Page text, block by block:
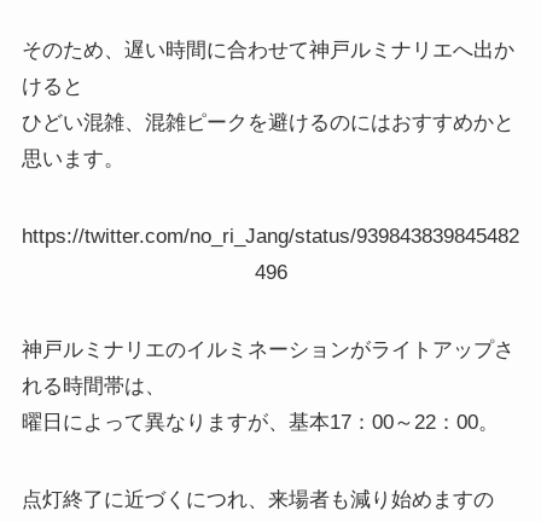
そのため、遅い時間に合わせて神戸ルミナリエへ出か
けると
ひどい混雑、混雑ピークを避けるのにはおすすめかと
思います。
https://twitter.com/no_ri_Jang/status/939843839845482
496
神戸ルミナリエのイルミネーションがライトアップさ
れる時間帯は、
曜日によって異なりますが、基本17：00～22：00。
点灯終了に近づくにつれ、来場者も減り始めますの